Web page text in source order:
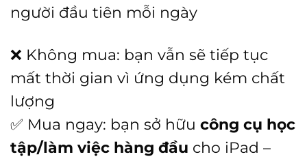
người đầu tiên mỗi ngày
❌ Không mua: bạn vẫn sẽ tiếp tục
mất thời gian vì ứng dụng kém chất
lượng
✅ Mua ngay: bạn sở hữu công cụ học
tập/làm việc hàng đầu cho iPad –